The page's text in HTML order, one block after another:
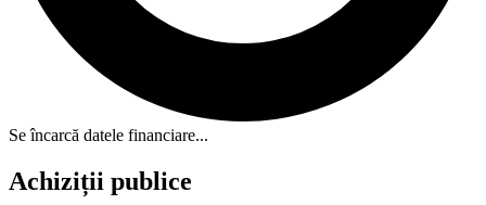
Se încarcă datele financiare...
Achiziții publice